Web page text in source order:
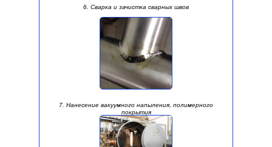
6. Сварка и зачистка сварных швов
7. Нанесение вакуумного напыления, полимерного
покрытия